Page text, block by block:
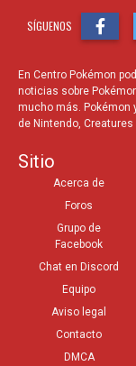
SÍGUENOS
En Centro Pokémon
noticias sobre
mucho más. Pokémon
de Nintendo, Creatures
Sitio
Acerca de
Foros
Grupo de
Facebook
Chat en Discord
Equipo
Aviso legal
Contacto
DMCA